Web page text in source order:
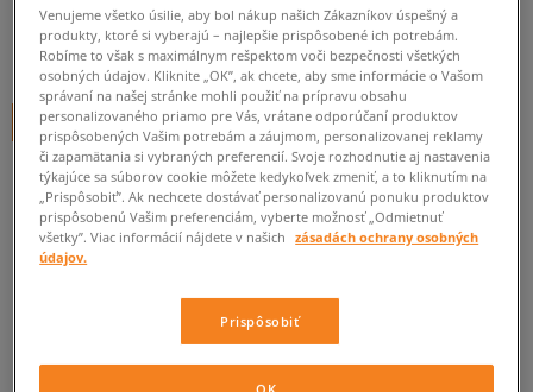
14,95€cena s DPH
+ 15 BODOV VSIZEERCLUBE
Informujte ma o dostupnosti
Ak bude položka opäť dostupná, dostanete od nás oznámenie.
ZISTIŤ DOSTUPNOSŤ V NAŠICH KAMENNÝCH PREDAJNIACH
Venujeme všetko úsilie, aby bol nákup našich Zákazníkov úspešný a
produkty, ktoré si vyberajú – najlepšie prispôsobené ich potrebám.
Robíme to však s maximálnym rešpektom voči bezpečnosti všetkých
osobných údajov. Kliknite „OK”, ak chcete, aby sme informácie o Vašom
správaní na našej stránke mohli použiť na prípravu obsahu
personalizovaného priamo pre Vás, vrátane odporúčaní produktov
prispôsobených Vašim potrebám a záujmom, personalizovanej reklamy
či zapamätania si vybraných preferencií. Svoje rozhodnutie aj nastavenia
týkajúce sa súborov cookie môžete kedykoľvek zmeniť, a to kliknutím na
„Prispôsobiť”. Ak nechcete dostávať personalizovanú ponuku produktov
prispôsobenú Vašim preferenciám, vyberte možnosť „Odmietnuť
všetky”. Viac informácií nájdete v našich
zásadách ochrany osobných
údajov.
Prispôsobiť